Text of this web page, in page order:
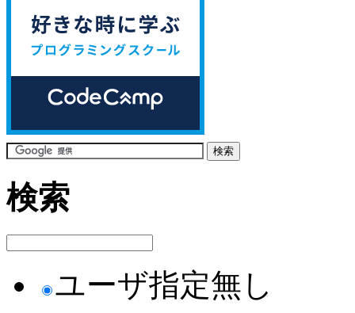
検索
ユーザ指定無し